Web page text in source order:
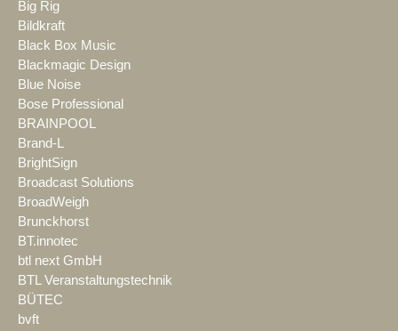
Big Rig
Bildkraft
Black Box Music
Blackmagic Design
Blue Noise
Bose Professional
BRAINPOOL
Brand-L
BrightSign
Broadcast Solutions
BroadWeigh
Brunckhorst
BT.innotec
btl next GmbH
BTL Veranstaltungstechnik
BÜTEC
bvft